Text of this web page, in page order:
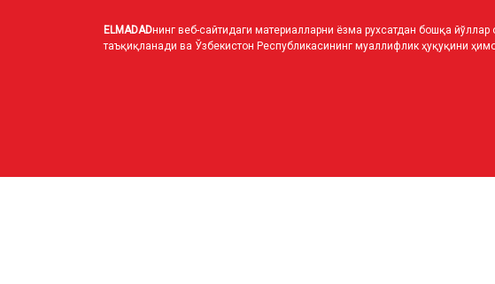
ELMADADнинг веб-сайтидаги материалларни ёзма рухсатдан бошқа
таъқиқланади ва Ўзбекистон Республикасининг муаллифлик ҳуқуқини